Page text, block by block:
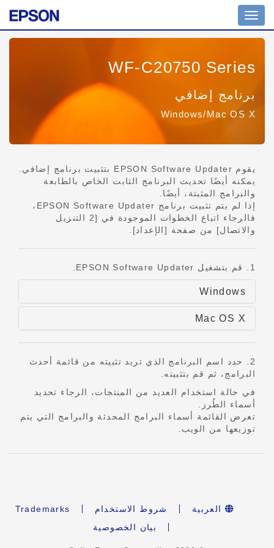
تبديل
التنقل
WF-C20750 Series
برنامج إضافي
Windows/Mac OS X
يقوم EPSON Software Updater بتثبيت برنامج إضافي.
يمكنه أيضًا تحديث البرنامج الثابت الخاص بالطابعة
والبرامج المثبتة، أيضًا.
إذا لم يتم تثبيت برنامج EPSON Software Updater،
فالرجاء اتباع الخطوات الموجودة في [2 التنزيل
والاتصال] من صفحة [الإعداد].
1. قم بتشغيل EPSON Software Updater.
Windows
Mac OS X
2. حدد اسم البرنامج الذي تريد تثبيته من قائمة أحدث
البرامج، ثم قم بتثبيته.
في حالة استخدام العديد من المنتجات، الرجاء تحديد
أسماء الطُرز.
تعرض القائمة أسماء البرامج المحدثة والبرامج التي يتم
توزيعها من الويب.
العربية شروط الاستخدام
Trademarks
بيان الخصوصية